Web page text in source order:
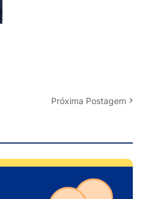
Próxima Postagem